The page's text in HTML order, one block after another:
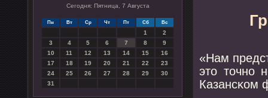
Сегодня: Пятница, 7 Августа
Пн Вт Ср Чт Пт Сб Вс
1
2
3
4 5 6 7 8
9
10
11 12 13 14 15
16
17
18 19 20 21 22
23
24
25 26 27 28 29
30
31
«Нам
это точнο
Казансκом